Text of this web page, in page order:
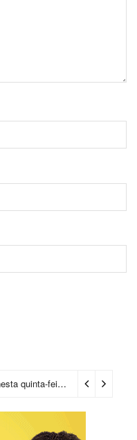
Casa do Benin será reaberta nesta quinta-feira (6) 7 horas ago